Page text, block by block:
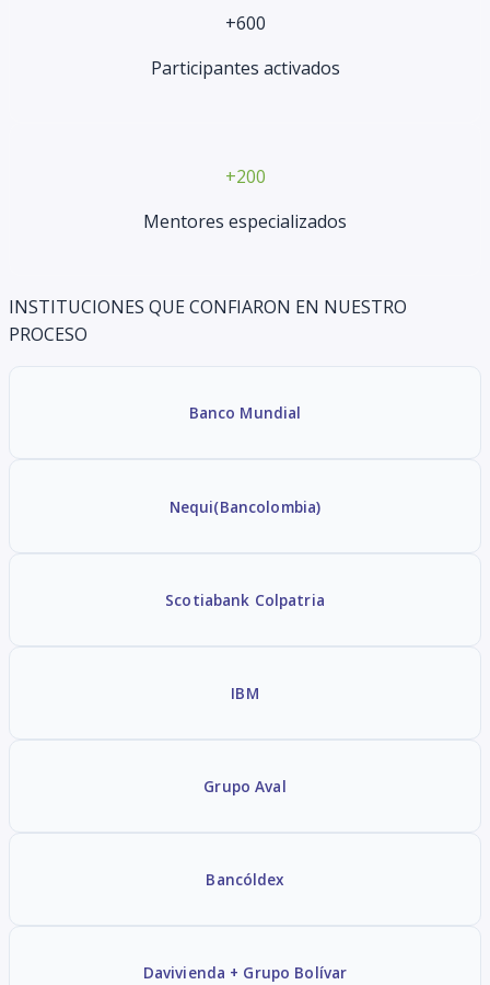
+600
Participantes activados
+200
Mentores especializados
INSTITUCIONES QUE CONFIARON EN NUESTRO
PROCESO
Banco Mundial
Nequi(Bancolombia)
Scotiabank Colpatria
IBM
Grupo Aval
Bancóldex
Davivienda + Grupo Bolívar